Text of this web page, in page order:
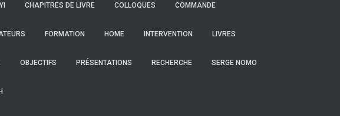
CHAPITRES DE LIVRE COLLOQUES COMMANDE
FORMATION HOME INTERVENTION LIVRES
OBJECTIFS PRÉSENTATIONS RECHERCHE SERGE NOMO